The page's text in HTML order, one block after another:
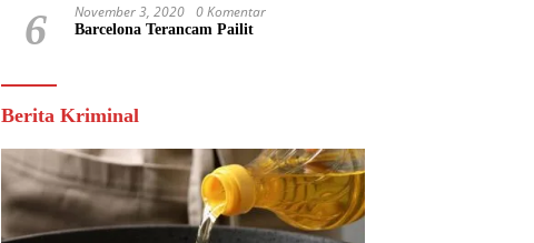
6 November 3, 2020 0 Komentar
Barcelona Terancam Pailit
Berita Kriminal